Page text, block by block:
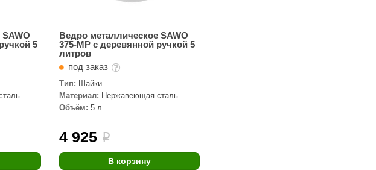
5
Ведро металлическое SAWO
375-MP с деревянной ручкой 5
литров
под заказ
Тип: Шайки
Материал: Нержавеющая сталь
Объём: 5 л
4 925 i
В корзину